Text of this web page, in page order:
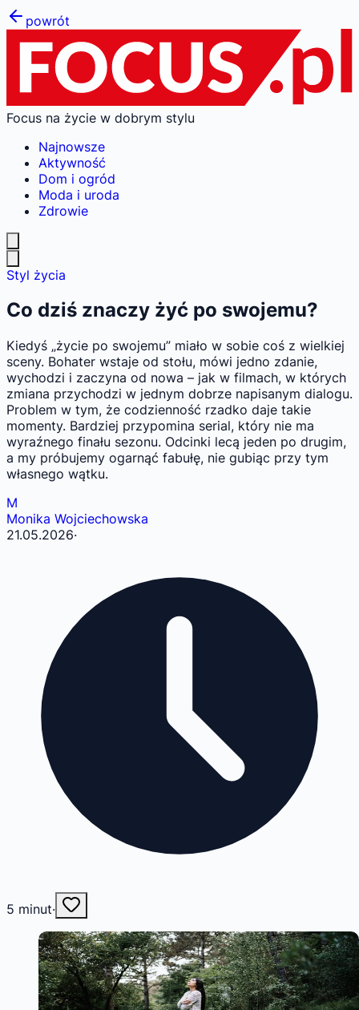
powrót
Focus na życie w dobrym stylu
Najnowsze
Aktywność
Dom i ogród
Moda i uroda
Zdrowie
Styl życia
Co dziś znaczy żyć po swojemu?
Kiedyś „życie po swojemu” miało w sobie coś z wielkiej
sceny. Bohater wstaje od stołu, mówi jedno zdanie,
wychodzi i zaczyna od nowa – jak w filmach, w których
zmiana przychodzi w jednym dobrze napisanym dialogu.
Problem w tym, że codzienność rzadko daje takie
momenty. Bardziej przypomina serial, który nie ma
wyraźnego finału sezonu. Odcinki lecą jeden po drugim,
a my próbujemy ogarnąć fabułę, nie gubiąc przy tym
własnego wątku.
M
Monika Wojciechowska
21.05.2026·
5 minut·